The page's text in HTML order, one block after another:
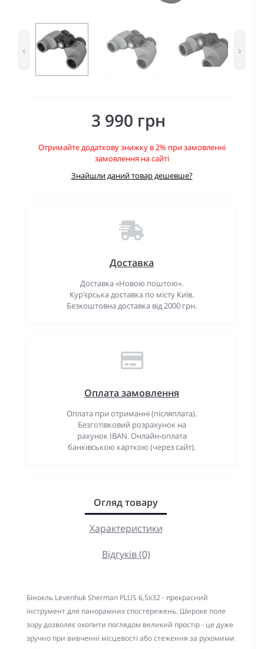
‹ ›
3 990 грн
Отримайте додаткову знижку в 2% при замовленні
замовлення на сайті
Знайшли даний товар дешевше?
Доставка
Доставка «Новою поштою».
Кур’єрська доставка по місту Київ.
Безкоштовна доставка від 2000 грн.
Оплата замовлення
Оплата при отриманні (післяплата).
Безготівковий розрахунок на
рахунок IBAN. Онлайн-оплата
банківською карткою (через сайт).
Огляд товару
Характеристики
Відгуків (0)
Бінокль Levenhuk Sherman PLUS 6,5x32 - прекрасний
інструмент для панорамних спостережень. Широке поле
зору дозволяє охопити поглядом великий простір - це дуже
зручно при вивченні місцевості або стеження за рухомими